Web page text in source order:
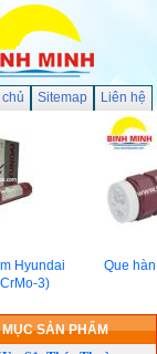
Sitemap Liên hệ
Hyundai
3)
Que hàn
SẢN PHẨM